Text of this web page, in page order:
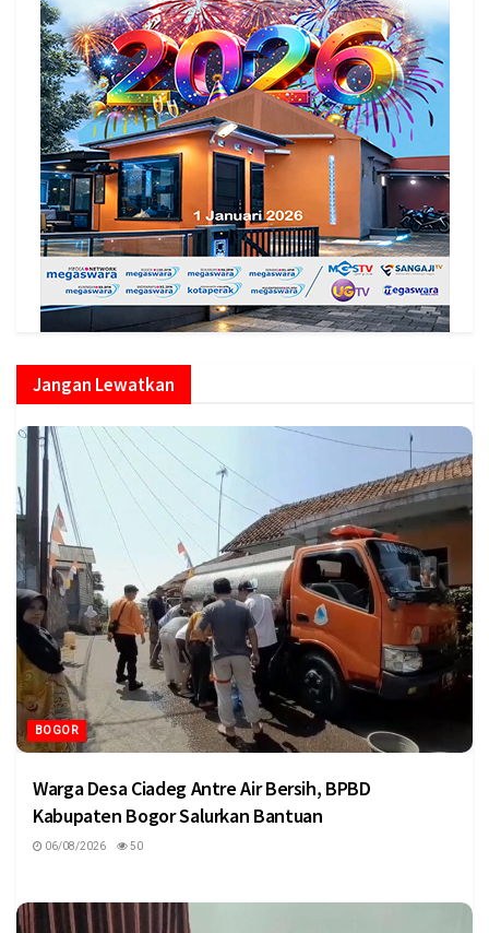
Jangan Lewatkan
BOGOR
Warga Desa Ciadeg Antre Air Bersih, BPBD
Kabupaten Bogor Salurkan Bantuan
06/08/2026 50